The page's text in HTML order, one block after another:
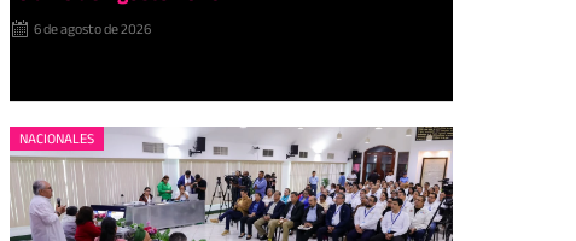
6 de agosto de 2026
NACIONALES